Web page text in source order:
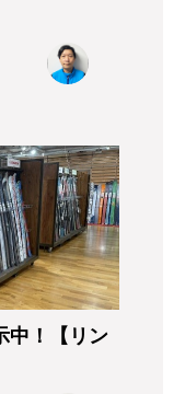
中！【リン